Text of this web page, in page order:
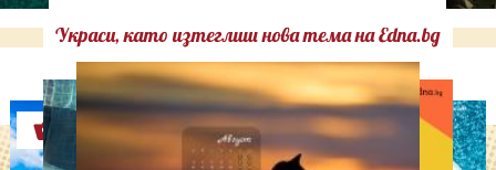
Украси, като изтеглиш нова тема на Edna.bg
Оферти